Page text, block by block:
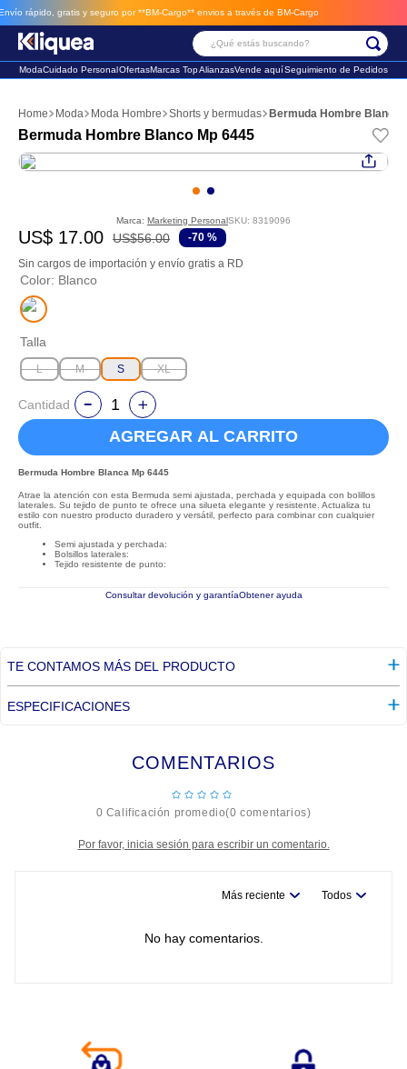
rápido, gratis y seguro por **BM-Cargo** envios a través de BM-Cargo
¿Qué estás buscando?
ModaCuidado PersonalOfertasMarcas TopAlianzasVende aquíSeguimiento de Pedidos
Moda Moda Hombre Shorts y bermudas Bermuda Hombre Blanco
Bermuda Hombre Blanco Mp 6445
Marca: Marketing PersonalSKU: 8319096
US$ 17.00 US$56.00 -70 %
Sin cargos de importación y envío gratis a RD
Color: Blanco
Talla
L M S XL
Cantidad
AGREGAR AL CARRITO
Bermuda Hombre Blanca Mp 6445
Atrae la atención con esta Bermuda semi ajustada, perchada y equipada con bolillos
laterales. Su tejido de punto te ofrece una silueta elegante y resistente. Actualiza tu
estilo con nuestro producto duradero y versátil, perfecto para combinar con cualquier
outfit.
Semi ajustada y perchada:
Bolsillos laterales:
Tejido resistente de punto:
Consultar devolución y garantíaObtener ayuda
TE CONTAMOS MÁS DEL PRODUCTO
ESPECIFICACIONES
COMENTARIOS
☆☆☆☆
☆
0 Calificación promedio(0 comentarios)
Por favor, inicia sesión para escribir un comentario.
Más reciente Todos
No hay comentarios.
2. sandalia